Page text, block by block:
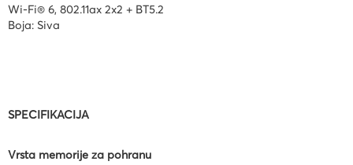
Wi-Fi® 6, 802.11ax 2x2 + BT5.2
Boja: Siva
SPECIFIKACIJA
Vrsta memorije za pohranu